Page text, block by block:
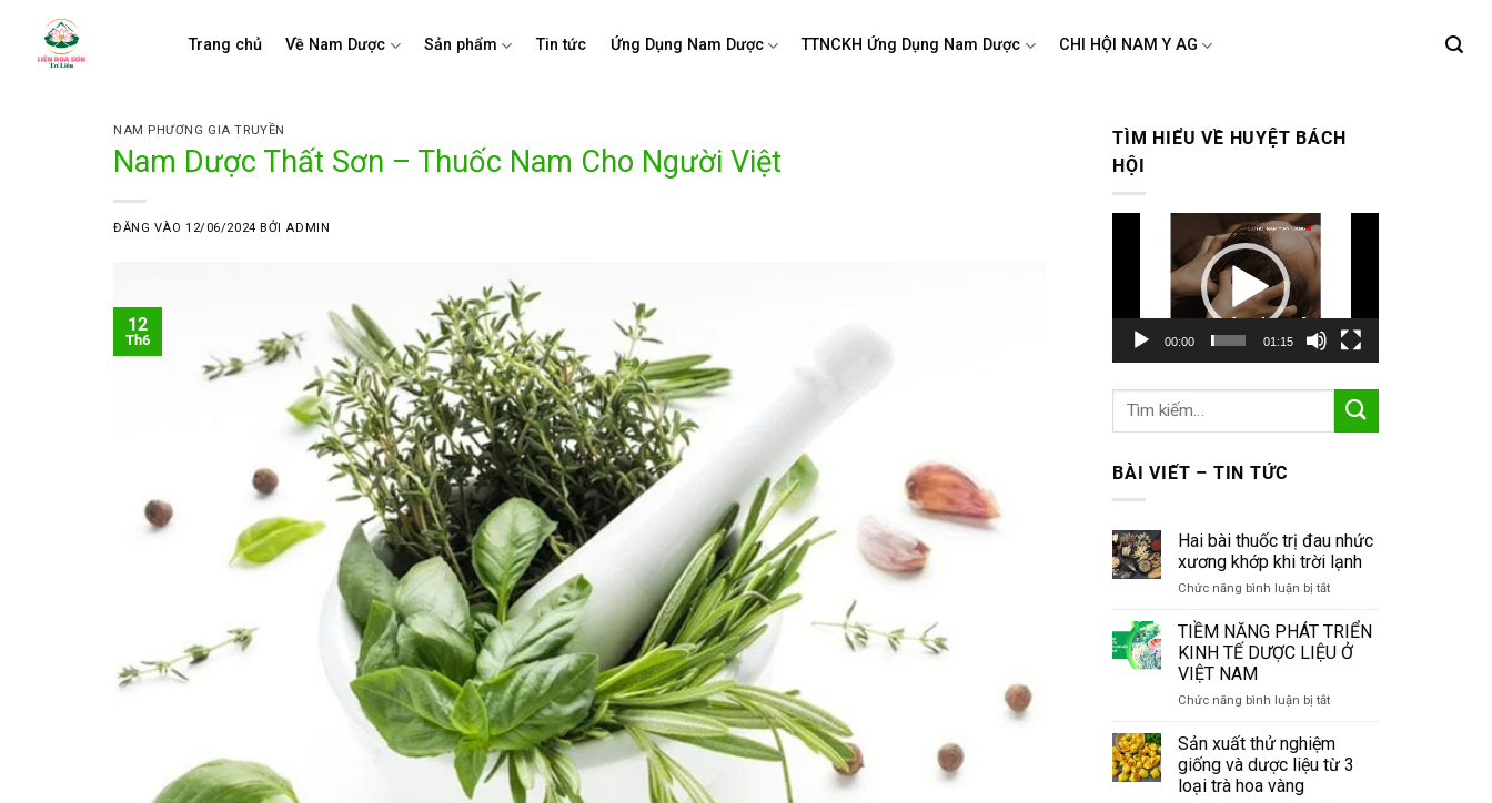
Trang chủ Về Nam Dược Sản phẩm Tin tức Ứng Dụng Nam Dược TTNCKH Ứng Dụng Nam Dược CHI HỘI NAM Y AG
NAM PHƯƠNG GIA TRUYỀN
Nam Dược Thất Sơn – Thuốc Nam Cho Người Việt
ĐĂNG VÀO12/06/2024 BỞI ADMIN
12
Th6
TÌM HIỂU VỀ HUYỆT BÁCH
HỘI
00:00 01:15
BÀI VIẾT – TIN TỨC
Hai bài thuốc trị đau nhức
xương khớp khi trời lạnh
Chức năng bình luận bị tắtở
bài
thuốc
trị
nhức
khớp
khi
trời
TIỀM NĂNG PHÁT TRIỂN
KINH TẾ DƯỢC LIỆU Ở
VIỆT NAM
Chức năng bình luận bị tắtở
NĂNG
PHÁT
TRIỂN
Sản xuất thử nghiệm
giống và dược liệu từ 3
loại trà hoa vàng